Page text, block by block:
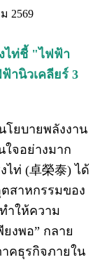
2569
ไท่ชี้ "ไฟฟ้า
านิวเคลียร์ 3
ยบายพลังงาน
ใจอย่างมาก
ท่ (卓榮泰) ได้
สาหกรรมของ
ำให้ความ
งพอ” กลาย
คธุรกิจภายใน